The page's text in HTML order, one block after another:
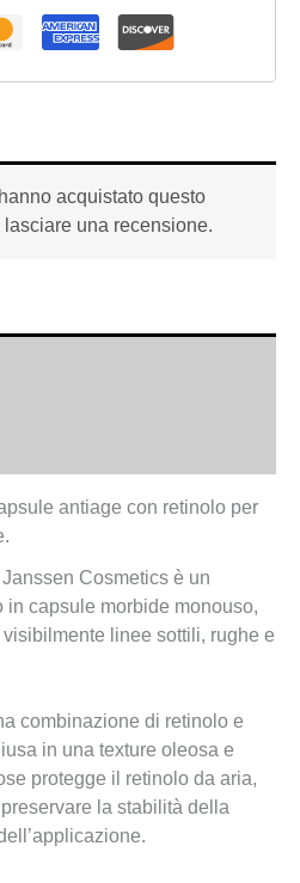
acquistato questo
una recensione.
antiage con retinolo per
Cosmetics è un
in capsule morbide monouso,
linee sottili, rughe e
combinazione di retinolo e
in una texture oleosa e
protegge il retinolo da aria,
la stabilità della